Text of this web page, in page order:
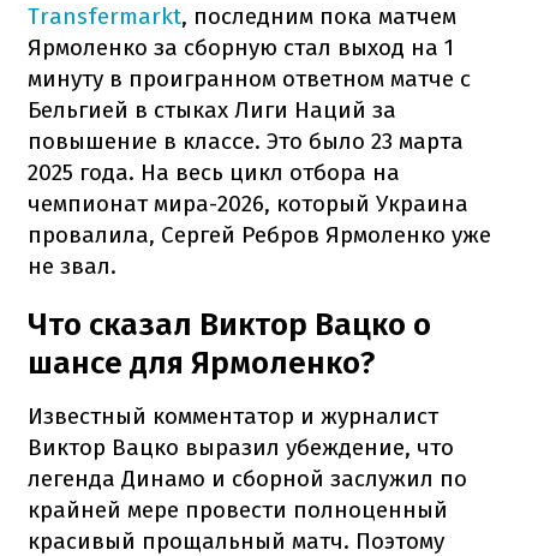
Transfermarkt, последним пока матчем
Ярмоленко за сборную стал выход на 1
минуту в проигранном ответном матче с
Бельгией в стыках Лиги Наций за
повышение в классе. Это было 23 марта
2025 года. На весь цикл отбора на
чемпионат мира-2026, который Украина
провалила, Сергей Ребров Ярмоленко уже
не звал.
Что сказал Виктор Вацко о
шансе для Ярмоленко?
Известный комментатор и журналист
Виктор Вацко выразил убеждение, что
легенда Динамо и сборной заслужил по
крайней мере провести полноценный
красивый прощальный матч. Поэтому